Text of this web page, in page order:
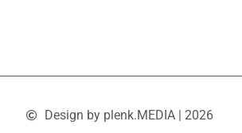
Design by plenk.MEDIA | 2026